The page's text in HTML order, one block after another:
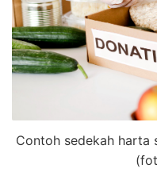
Contoh sedekah harta